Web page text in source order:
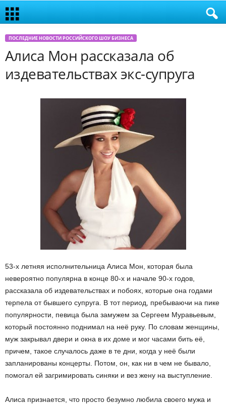
ПОСЛЕДНИЕ НОВОСТИ РОССИЙСКОГО ШОУ БИЗНЕСА
Алиса Мон рассказала об
издевательствах экс-супруга
53-х летняя исполнительница Алиса Мон, которая была
невероятно популярна в конце 80-х и начале 90-х годов,
рассказала об издевательствах и побоях, которые она годами
терпела от бывшего супруга. В тот период, пребываючи на пике
популярности, певица была замужем за Сергеем Муравьевым,
который постоянно поднимал на неё руку. По словам женщины,
муж закрывал двери и окна в их доме и мог часами бить её,
причем, такое случалось даже в те дни, когда у неё были
запланированы концерты. Потом, он, как ни в чем не бывало,
помогал ей загримировать синяки и вез жену на выступление.
Алиса признается, что просто безумно любила своего мужа и